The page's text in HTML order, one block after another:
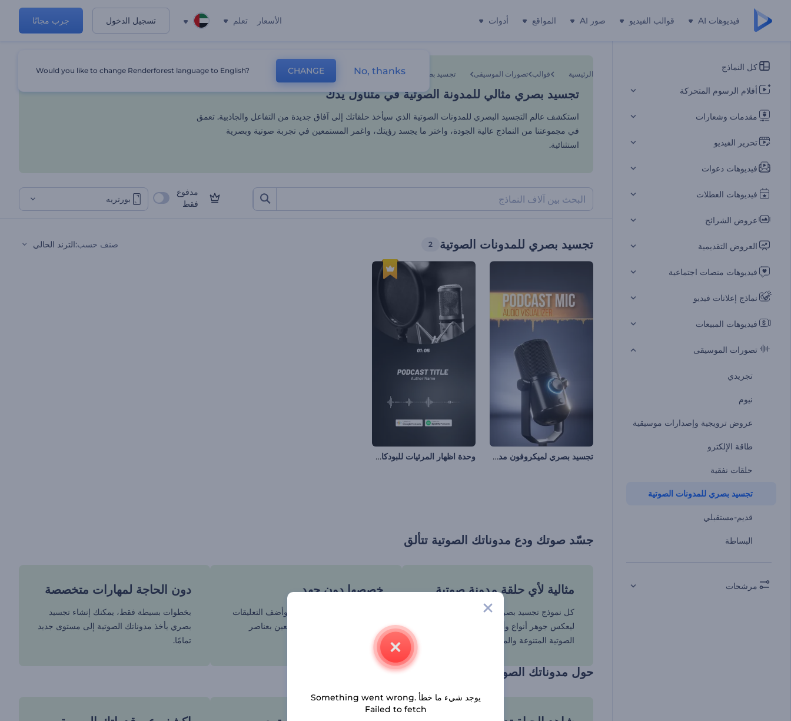
فيديوهات AI قوالب الفيديو صور AI المواقع أدوات الأسعار تعلم تسجيل الدخول جرب مجانًا
كل النماذج
أفلام الرسوم المتحركة
مقدمات وشعارات
تحرير الفيديو
فيديوهات دعوات
فيديوهات العطلات
عروض الشرائح
العروض التقديمية
فيديوهات منصات اجتماعية
نماذج إعلانات فيديو
فيديوهات المبيعات
تصورات الموسيقى
تجريدي
نيوم
عروض ترويجية وإصدارات موسيقية
طاقة الإلكترو
حلقات نفقية
تجسيد بصري للمدونات الصوتية
قديم-مستقبلي
البساطة
مرشحات
تجسيد بصري مثالي للمدونة الصوتية في متناول يدك
الرئيسية قوالب تصورات الموسيقى تجسيد بصري للمدونات الصوتية
تجسيد بصري مثالي للمدونة الصوتية في متناول يدك
استكشف عالم التجسيد البصري للمدونات الصوتية الذي سيأخذ حلقاتك إلى آفاق جديدة من التفاعل والجاذبية. تعمق
في مجموعتنا من النماذج عالية الجودة، واختر ما يجسد رؤيتك، واغمر المستمعين في تجربة صوتية وبصرية
استثنائية.
مدفوع
فقط
بورتريه
تجسيد بصري للمدونات الصوتية 2 صنف حسب:الترند الحالي
تجسيد بصري لميكروفون مدونة صوتية وحدة اظهار المرئيات للبودكاست الصوتية
جسّد صوتك ودع مدوناتك الصوتية تتألق
مثالية لأي حلقة مدونة صوتية
كل نموذج تجسيد بصري مصمم بشكل شامل
ليعكس جوهر أنواع وأساليب وأذواق المدونات
الصوتية المتنوعة والمختلفة.
خصصها دون جهد
قم بتحميل مدونتك الصوتية، وأضف التعليقات
النصية، واستعد لإبهار المستمعين بعناصر
بصرية وصوتية راقية.
دون الحاجة لمهارات متخصصة
بخطوات بسيطة فقط، يمكنك إنشاء تجسيد
بصري يأخذ مدوناتك الصوتية إلى مستوى جديد
تمامًا.
حول مدوناتك الصوتية إلى تحفة بصرية
Would you like to change Renderforest language to English? CHANGE No, thanks
يوجد شيء ما خطأ Something went wrong.
Failed to fetch